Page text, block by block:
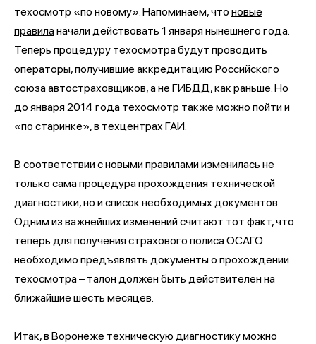
техосмотр «по новому». Напоминаем, что новые
правиланачали действовать 1 января нынешнего года.
Теперь процедуру техосмотра будут проводить
операторы, получившие аккредитацию Российского
союза автостраховщиков, а не ГИБДД, как раньше. Но
до января 2014 года техосмотр также можно пойти и
«по старинке», в техцентрах ГАИ.
В соответствии с новыми правилами изменилась не
только сама процедура прохождения технической
диагностики, но и список необходимых документов.
Одним из важнейших изменений считают тот факт, что
теперь для получения страхового полиса ОСАГО
необходимо предъявлять документы о прохождении
техосмотра – талон должен быть действителен на
ближайшие шесть месяцев.
Итак, в Воронеже техническую диагностику можно